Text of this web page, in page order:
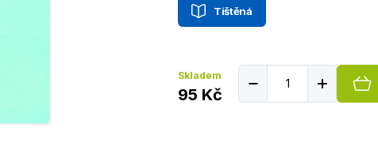
Tištěná
Skladem
95 Kč